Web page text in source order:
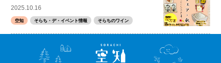
2025.10.16
空知 そらち・デ・イベント情報 そらちのワイン